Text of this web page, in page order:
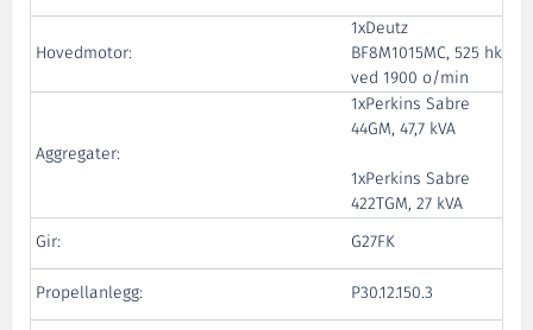
Hovedmotor:
1xDeutz
BF8M1015MC, 525 hk
ved 1900 o/min
Aggregater:
1xPerkins Sabre
44GM, 47,7 kVA
1xPerkins Sabre
422TGM, 27 kVA
Gir:
G27FK
Propellanlegg:
P30.12.150.3